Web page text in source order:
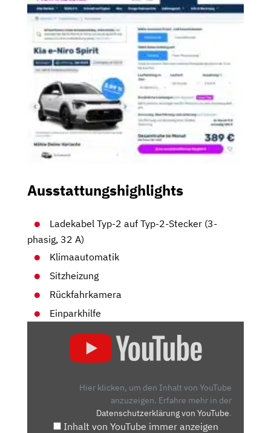
Ausstattungshighlights
Ladekabel Typ-2 auf Typ-2-Stecker (3-
phasig, 32 A)
Klimaautomatik
Sitzheizung
Rückfahrkamera
Einparkhilfe
LLTAGSTAUSGLICH? –
Hier klicken, um den Inhalt von YouTube
anzuzeigen. Erfahre mehr in der
Datenschutzerklärung von YouTube.
Inhalt von YouTube immer anzeigen